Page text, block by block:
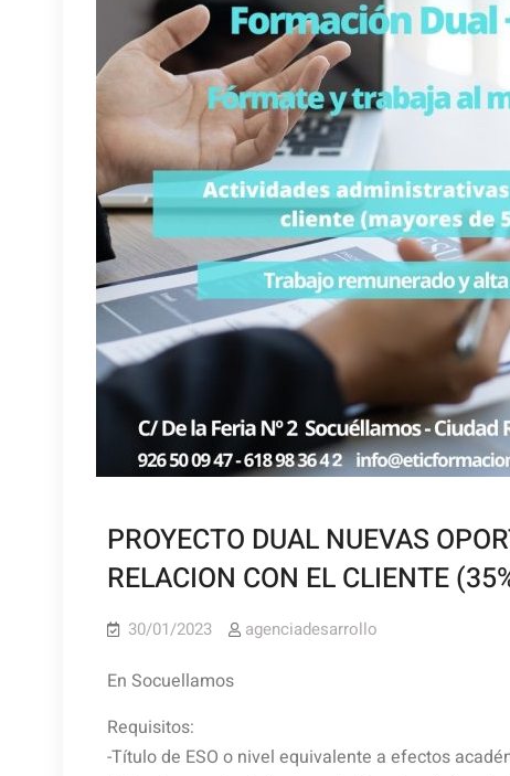
PROYECTO DUAL NUEVAS
RELACION CON EL CLIENTE
30/01/2023 agenciadesarrollo
En Socuellamos
Requisitos:
-Título de ESO o nivel equivalente a efectos